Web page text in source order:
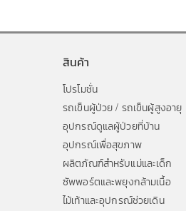
สินค้า
โปรโมชั่น
รถเข็นผู้ป่วย / รถเข็นผู้สูงอายุ
อุปกรณ์ดูแลผู้ป่วยที่บ้าน
อุปกรณ์เพื่อสุขภาพ
ผลิตภัณฑ์สำหรับแม่และเด็ก
ซัพพอร์ตและพยุงกล้ามเนื้อ
ไม้เท้าและอุปกรณ์ช่วยเดิน